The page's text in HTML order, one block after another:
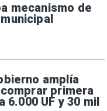
mecanismo de
amplía
primera
UF y 30 mil